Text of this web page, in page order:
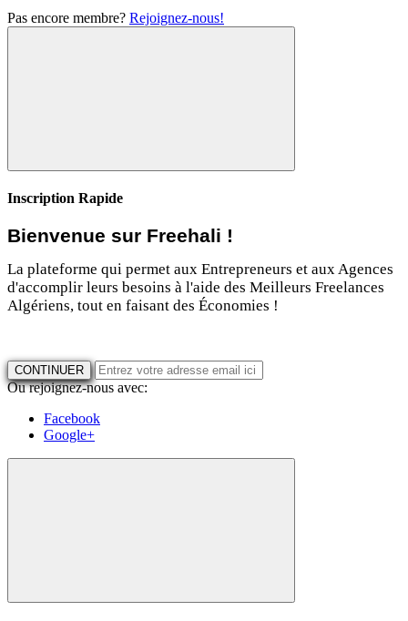
Pas encore membre? Rejoignez-nous!
Inscription Rapide
Bienvenue sur Freehali !
La plateforme qui permet aux Entrepreneurs et aux Agences
d'accomplir leurs besoins à l'aide des Meilleurs Freelances
Algériens, tout en faisant des Économies !
CONTINUER
Ou rejoignez-nous avec:
Facebook
Google+